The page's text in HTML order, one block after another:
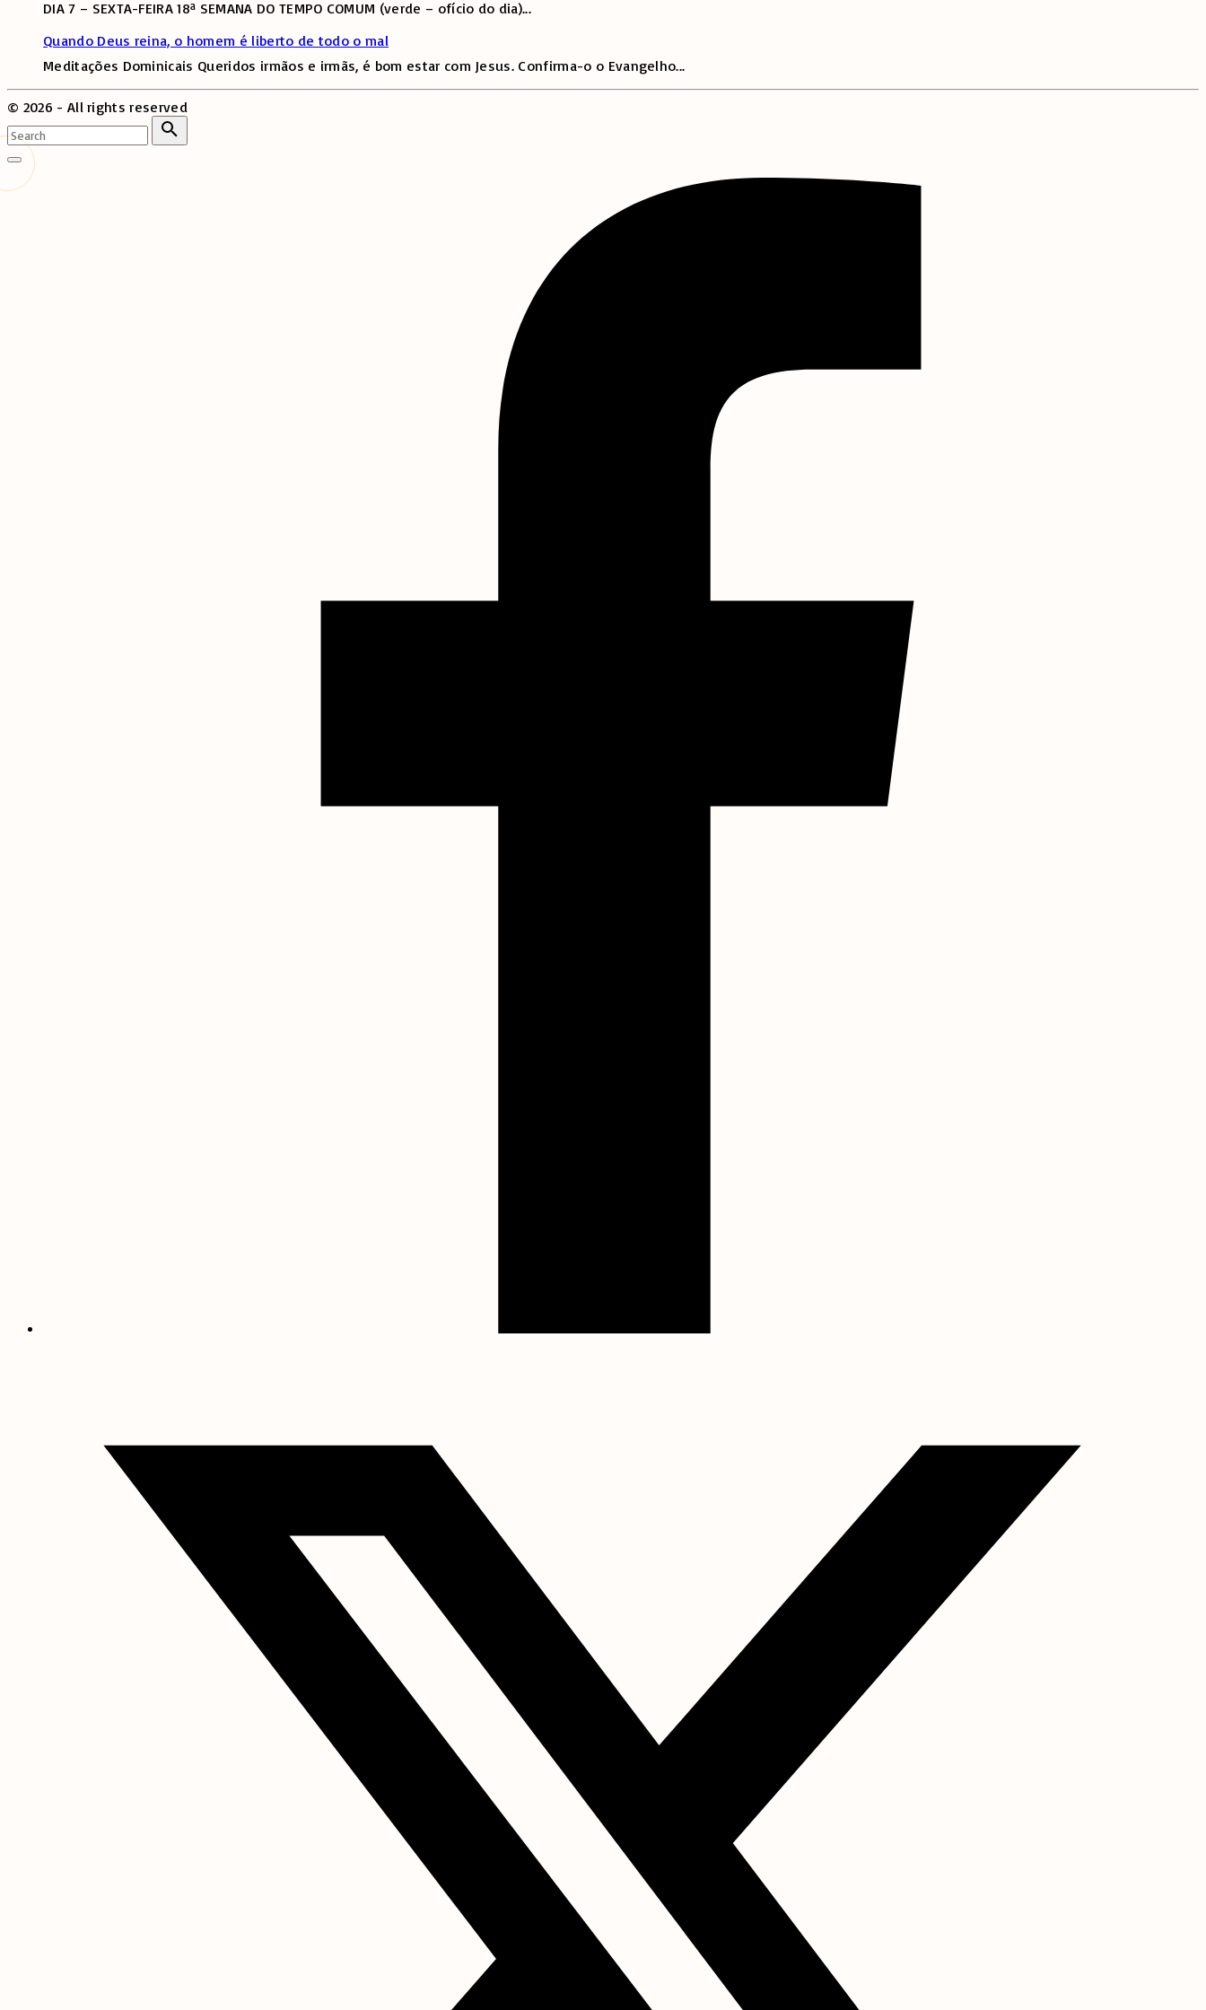
DIA 7 – SEXTA-FEIRA 18ª SEMANA DO TEMPO COMUM (verde – ofício do dia)...
Quando Deus reina, o homem é liberto de todo o mal
Meditações Dominicais Queridos irmãos e irmãs, é bom estar com Jesus. Confirma-o o Evangelho...
© 2026 - All rights reserved
Search
Search
for:
Go
to
top